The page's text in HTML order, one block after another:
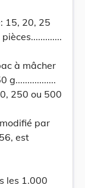
15, 20, 25
à mâcher
g.................
250 ou 500
par
est
les 1.000